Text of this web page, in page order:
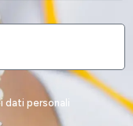
dati personali